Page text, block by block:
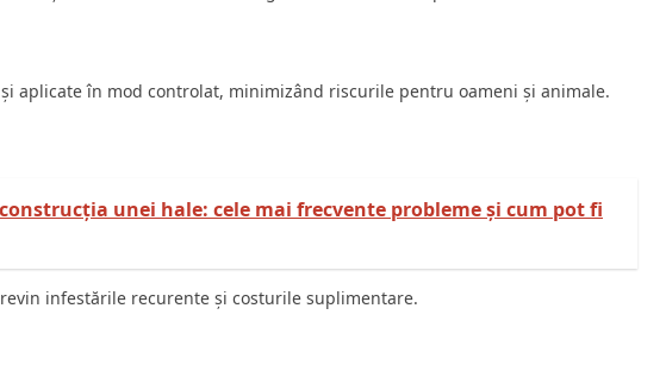
aplicate în mod controlat, minimizând riscurile pentru oameni și animale.
unei hale: cele mai frecvente probleme și cum pot fi
infestările recurente și costurile suplimentare.